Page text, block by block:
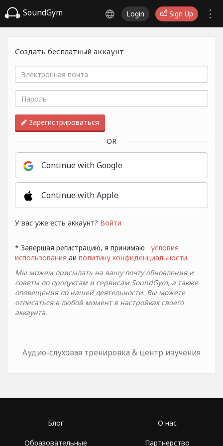
SoundGym Login Sign Up
Создать бесплатный аккаунт
Зарегистрироваться
OR
Continue with Google
Continue with Apple
У вас уже есть аккаунт? Войти
* Завершая регистрацию, я принимаю условия
использования aи политику конфиденциальности
Мы можем присылать на вашу почту обновления и
советы по продуктам и сервисам SoundGym, а также
оповещения по нашей деятельности. Вы можете
отписаться в любой момент в настройках своего
аккаунта.
Аудио-слуховая тренировка & центр изучения
Блог
Образовательные
О нас
Партнерство